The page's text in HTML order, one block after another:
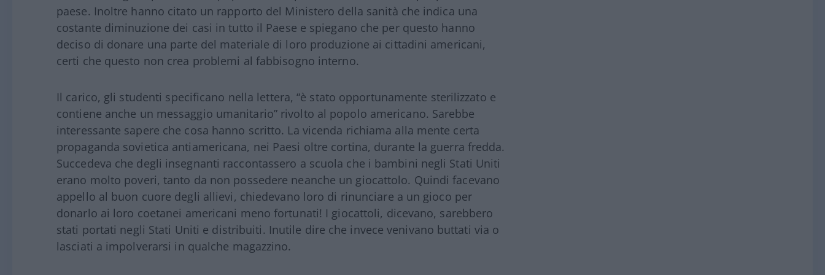
paese. Inoltre hanno citato un rapporto del Ministero della sanità che indica una
costante diminuzione dei casi in tutto il Paese e spiegano che per questo hanno
deciso di donare una parte del materiale di loro produzione ai cittadini americani,
certi che questo non crea problemi al fabbisogno interno.
Il carico, gli studenti specificano nella lettera, “è stato opportunamente sterilizzato e
contiene anche un messaggio umanitario” rivolto al popolo americano. Sarebbe
interessante sapere che cosa hanno scritto. La vicenda richiama alla mente certa
propaganda sovietica antiamericana, nei Paesi oltre cortina, durante la guerra fredda.
Succedeva che degli insegnanti raccontassero a scuola che i bambini negli Stati Uniti
erano molto poveri, tanto da non possedere neanche un giocattolo. Quindi facevano
appello al buon cuore degli allievi, chiedevano loro di rinunciare a un gioco per
donarlo ai loro coetanei americani meno fortunati! I giocattoli, dicevano, sarebbero
stati portati negli Stati Uniti e distribuiti. Inutile dire che invece venivano buttati via o
lasciati a impolverarsi in qualche magazzino.